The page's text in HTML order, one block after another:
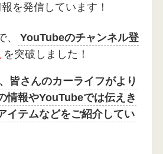
を発信しています！
、
YouTubeのチャンネル登
を突破しました！
皆さんのカーライフがより
情報やYouTubeでは伝えき
イテムなどをご紹介してい